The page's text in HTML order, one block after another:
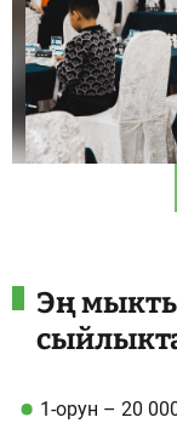
Эң
1-орун – 20